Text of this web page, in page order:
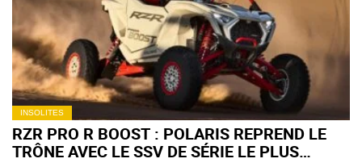
INSOLITES
RZR PRO R BOOST : POLARIS REPREND LE
TRÔNE AVEC LE SSV DE SÉRIE LE PLUS